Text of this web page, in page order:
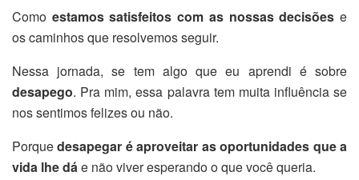
Como estamos satisfeitos com as nossas decisões e
os caminhos que resolvemos seguir.
Nessa jornada, se tem algo que eu aprendi é sobre
desapego. Pra mim, essa palavra tem muita influência se
nos sentimos felizes ou não.
Porquedesapegar é aproveitar as oportunidades que a
vida lhe dáe não viver esperando o que você queria.